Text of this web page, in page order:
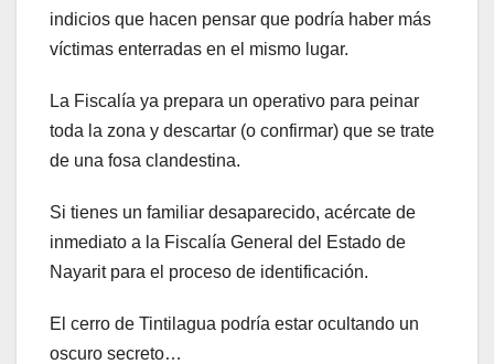
indicios que hacen pensar que podría haber más
víctimas enterradas en el mismo lugar.
La Fiscalía ya prepara un operativo para peinar
toda la zona y descartar (o confirmar) que se trate
de una fosa clandestina.
Si tienes un familiar desaparecido, acércate de
inmediato a la Fiscalía General del Estado de
Nayarit para el proceso de identificación.
El cerro de Tintilagua podría estar ocultando un
oscuro secreto…